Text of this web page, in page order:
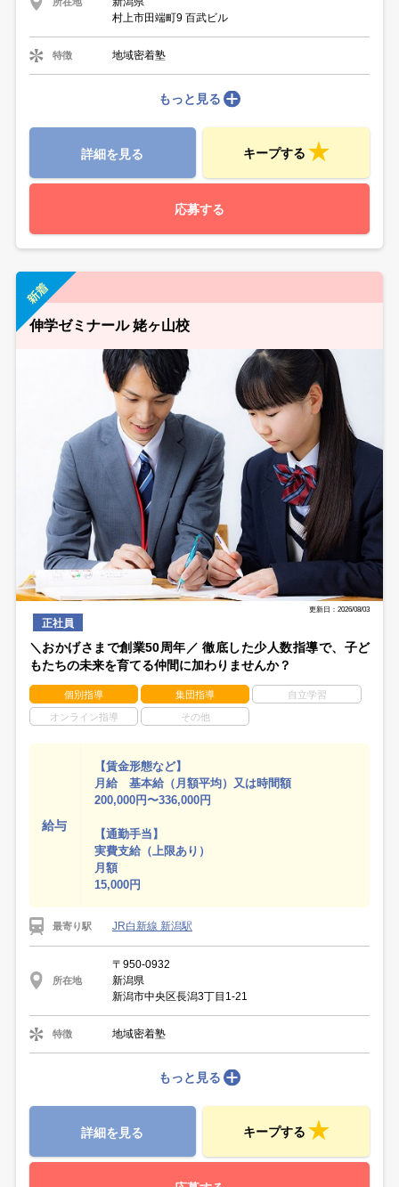
村上市田端町9 百武ビル
特徴 地域密着塾
もっと見る
詳細を見る キープする
応募する
伸学ゼミナール 姥ヶ山校
更新日：2026/08/03
正社員
＼おかげさまで創業50周年／ 徹底した少人数指導で、子ど
もたちの未来を育てる仲間に加わりませんか？
個別指導 集団指導 自立学習
オンライン指導 その他
給与
【賃金形態など】
月給 基本給（月額平均）又は時間額
200,000円〜336,000円
【通勤手当】
実費支給（上限あり）
月額
15,000円
最寄り駅 JR白新線 新潟駅
所在地
〒950-0932
新潟県
新潟市中央区長潟3丁目1-21
特徴 地域密着塾
もっと見る
詳細を見る キープする